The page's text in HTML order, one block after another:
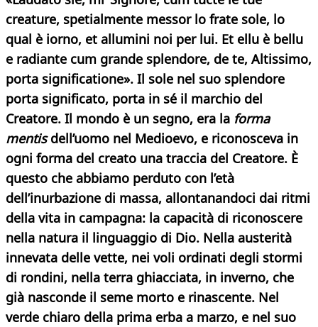
creature, spetialmente messor lo frate sole, lo
qual è iorno, et allumini noi per lui. Et ellu è bellu
e radiante cum grande splendore, de te, Altissimo,
porta significatione». Il sole nel suo splendore
porta significato, porta in sé il marchio del
Creatore. Il mondo è un segno, era la forma
mentis dell’uomo nel Medioevo, e riconosceva in
ogni forma del creato una traccia del Creatore. È
questo che abbiamo perduto con l’età
dell’inurbazione di massa, allontanandoci dai ritmi
della vita in campagna: la capacità di riconoscere
nella natura il linguaggio di Dio. Nella austerità
innevata delle vette, nei voli ordinati degli stormi
di rondini, nella terra ghiacciata, in inverno, che
già nasconde il seme morto e rinascente. Nel
verde chiaro della prima erba a marzo, e nel suo